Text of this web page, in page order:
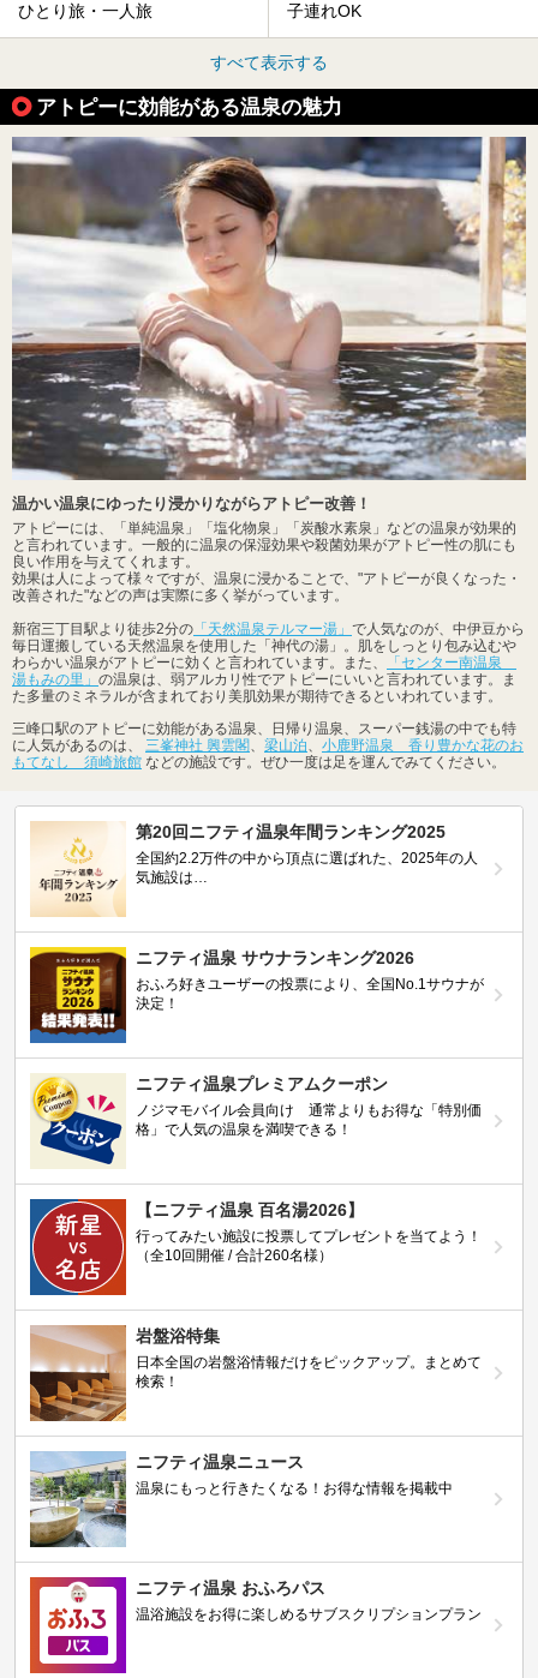
ひとり旅・一人旅 子連れOK
すべて表示する
アトピーに効能がある温泉の魅力
温かい温泉にゆったり浸かりながらアトピー改善！
アトピーには、「単純温泉」「塩化物泉」「炭酸水素泉」などの温泉が効果的
と言われています。一般的に温泉の保湿効果や殺菌効果がアトピー性の肌にも
良い作用を与えてくれます。
効果は人によって様々ですが、温泉に浸かることで、"アトピーが良くなった・
改善された"などの声は実際に多く挙がっています。
新宿三丁目駅より徒歩2分の 「天然温泉テルマー湯」 で人気なのが、中伊豆から
毎日運搬している天然温泉を使用した「神代の湯」。肌をしっとり包み込むや
わらかい温泉がアトピーに効くと言われています。また、
「センター南温泉
湯もみの里」 の温泉は、弱アルカリ性でアトピーにいいと言われています。ま
た多量のミネラルが含まれており美肌効果が期待できるといわれています。
三峰口駅のアトピーに効能がある温泉、日帰り温泉、スーパー銭湯の中でも特
に人気があるのは、 三峯神社 興雲閣 梁山泊
小鹿野温泉 香り豊かな花のお
もてなし 須崎旅館 などの施設です。ぜひ一度は足を運んでみてください。
第20回ニフティ温泉年間ランキング2025
全国約2.2万件の中から頂点に選ばれた、2025年の人
気施設は…
ニフティ温泉 サウナランキング2026
おふろ好きユーザーの投票により、全国No.1サウナが
決定！
ニフティ温泉プレミアムクーポン
ノジマモバイル会員向け 通常よりもお得な「特別価
格」で人気の温泉を満喫できる！
【ニフティ温泉 百名湯2026】
行ってみたい施設に投票してプレゼントを当てよう！
（全10回開催 / 合計260名様）
岩盤浴特集
日本全国の岩盤浴情報だけをピックアップ。まとめて
検索！
ニフティ温泉ニュース
温泉にもっと行きたくなる！お得な情報を掲載中
ニフティ温泉 おふろパス
温浴施設をお得に楽しめるサブスクリプションプラン